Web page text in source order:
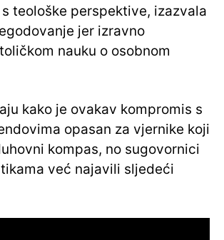
teološke perspektive, izazvala
jer izravno
nauku o osobnom
kako je ovakav kompromis s
opasan za vjernike koji
kompas, no sugovornici
već najavili sljedeći